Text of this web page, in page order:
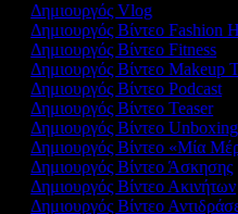
Δημιουργός Vlog
Δημιουργός Βίντεο Fashion
Δημιουργός Βίντεο Fitness
Δημιουργός Βίντεο Makeup
Δημιουργός Βίντεο Podcast
Δημιουργός Βίντεο Teaser
Δημιουργός Βίντεο Unboxing
Δημιουργός Βίντεο «Μία
Δημιουργός Βίντεο Άσκησης
Δημιουργός Βίντεο Ακινήτων
Δημιουργός Βίντεο